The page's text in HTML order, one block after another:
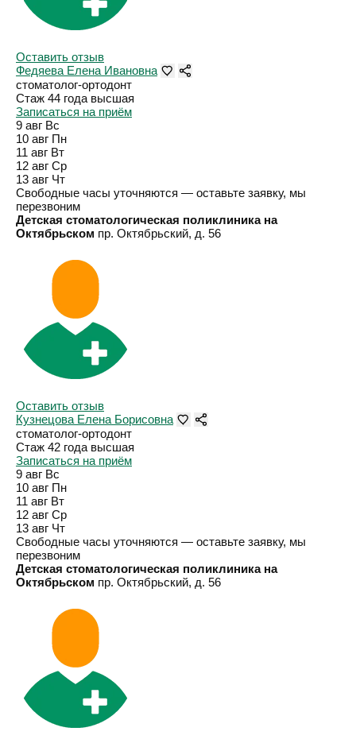
Оставить отзыв
Федяева Елена Ивановна
стоматолог-ортодонт
Стаж 44 года высшая
Записаться на приём
9 авг Вс
10 авг Пн
11 авг Вт
12 авг Ср
13 авг Чт
Свободные часы уточняются — оставьте заявку, мы
перезвоним
Детская стоматологическая поликлиника на
Октябрьском пр. Октябрьский, д. 56
Оставить отзыв
Кузнецова Елена Борисовна
стоматолог-ортодонт
Стаж 42 года высшая
Записаться на приём
9 авг Вс
10 авг Пн
11 авг Вт
12 авг Ср
13 авг Чт
Свободные часы уточняются — оставьте заявку, мы
перезвоним
Детская стоматологическая поликлиника на
Октябрьском пр. Октябрьский, д. 56